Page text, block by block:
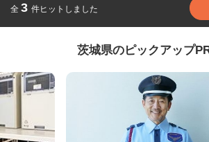
全 3 件ヒットしました
茨城県のピックアップ